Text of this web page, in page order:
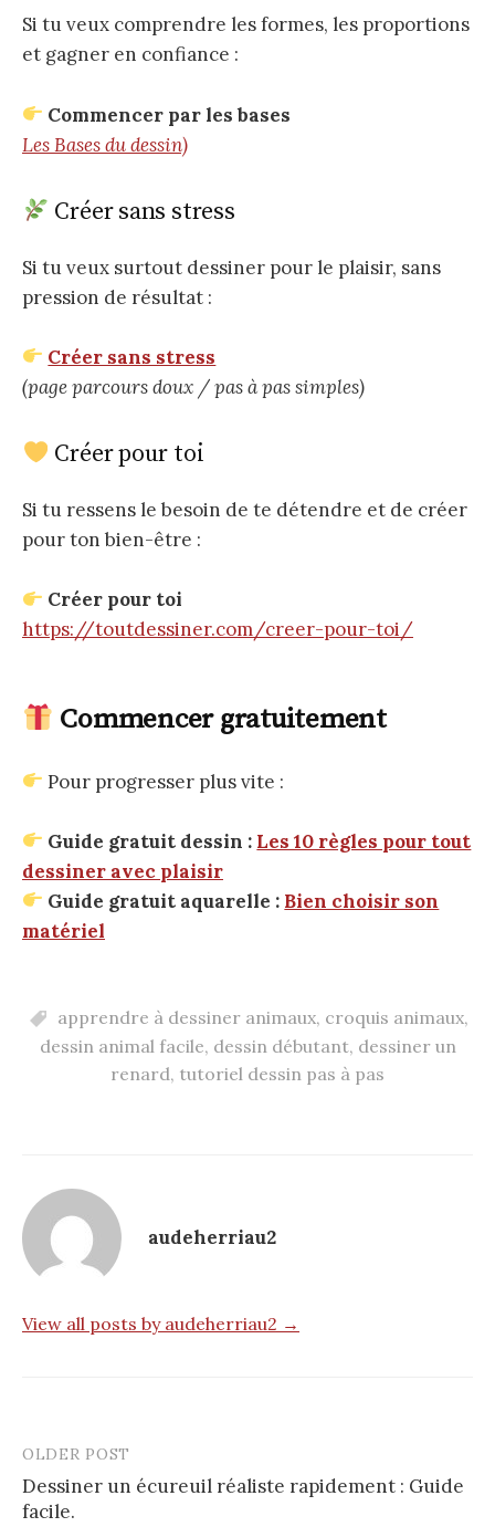
Si tu veux comprendre les formes, les proportions
et gagner en confiance :
Commencer par les bases
Les Bases du dessin)
Créer sans stress
Si tu veux surtout dessiner pour le plaisir, sans
pression de résultat :
Créer sans stress
(page parcours doux / pas à pas simples)
Créer pour toi
Si tu ressens le besoin de te détendre et de créer
pour ton bien-être :
Créer pour toi
https://toutdessiner.com/creer-pour-toi/
Commencer gratuitement
Pour progresser plus vite :
Guide gratuit dessin : Les 10 règles pour tout
dessiner avec plaisir
Guide gratuit aquarelle : Bien choisir son
matériel
apprendre à dessiner animaux, croquis animaux,
dessin animal facile, dessin débutant, dessiner un
renard, tutoriel dessin pas à pas
audeherriau2
View all posts by audeherriau2 →
Post
navigation
OLDER POST
Dessiner un écureuil réaliste rapidement : Guide
facile.